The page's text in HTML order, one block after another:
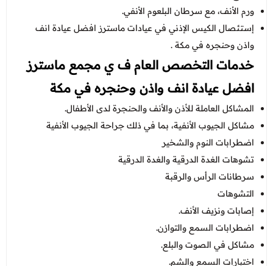
ورم الأنف، مع سرطان البلعوم الأنفي.
إستئصال الكيس الإذني في عيادات ماسترز افضل عيادة انف
واذن وحنجره في مكة .
خدمات التخصص العام ف ي مجمع ماسترز
افضل عيادة انف واذن وحنجره في مكة
المشاكل العاملة للأذن والأنف والحنجرة لدى الأطفال.
مشاكل الجيوب الأنفية، بما في ذلك جراحة الجيوب الأنفية
اضطرابات النوم والشخير
تشوهات الغدة الدرقية والغدة الدرقية
سرطانات الرأس والرقبة
التشوهات
إصابات ونزيف الأنف.
اضطرابات السمع والتوازن.
مشاكل في الصوت والبلع.
اختبارات السمع والشم.